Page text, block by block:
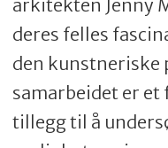
arkitekten Jenny
deres felles
den kunstneriske
samarbeidet er
tillegg til å